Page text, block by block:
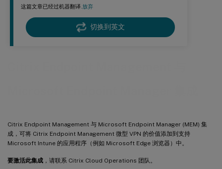
这篇文章已经过机器翻译.放弃
切换到英文
Citrix Endpoint Management 与 Microsoft Endpoint Manager (MEM) 集
成，可将 Citrix Endpoint Management 微型 VPN 的价值添加到支持
Microsoft Intune 的应用程序（例如 Microsoft Edge 浏览器）中。
要激活此集成 ，请联系 Citrix Cloud Operations 团队。
故障排除